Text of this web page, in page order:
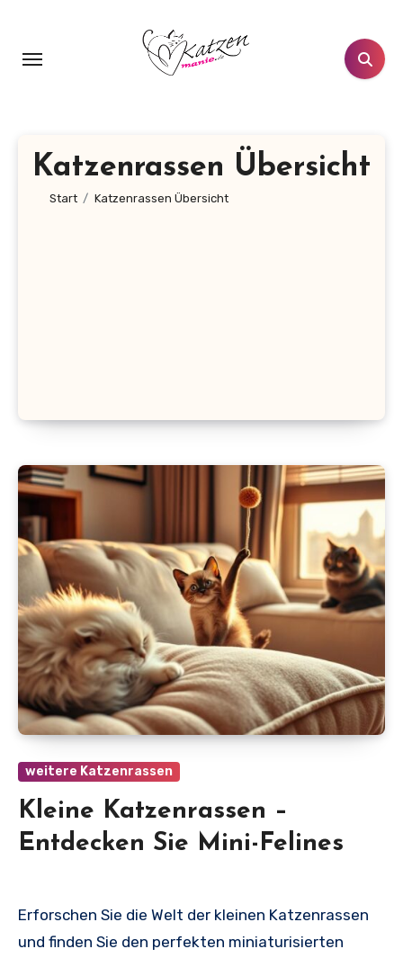
springen
Katzenrassen Übersicht
Start Katzenrassen Übersicht
weitere Katzenrassen
Kleine Katzenrassen –
Entdecken Sie Mini-Felines
Erforschen Sie die Welt der kleinen Katzenrassen
und finden Sie den perfekten miniaturisierten